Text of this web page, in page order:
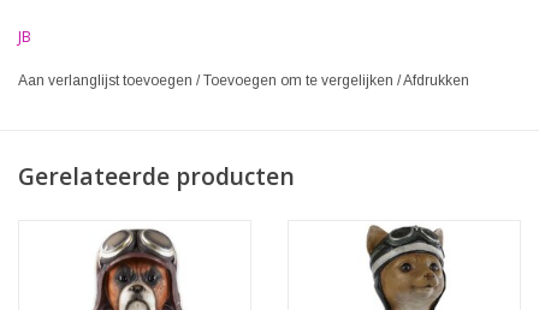
JB
Aan verlanglijst toevoegen /Toevoegen om te vergelijken /Afdrukken
Gerelateerde producten